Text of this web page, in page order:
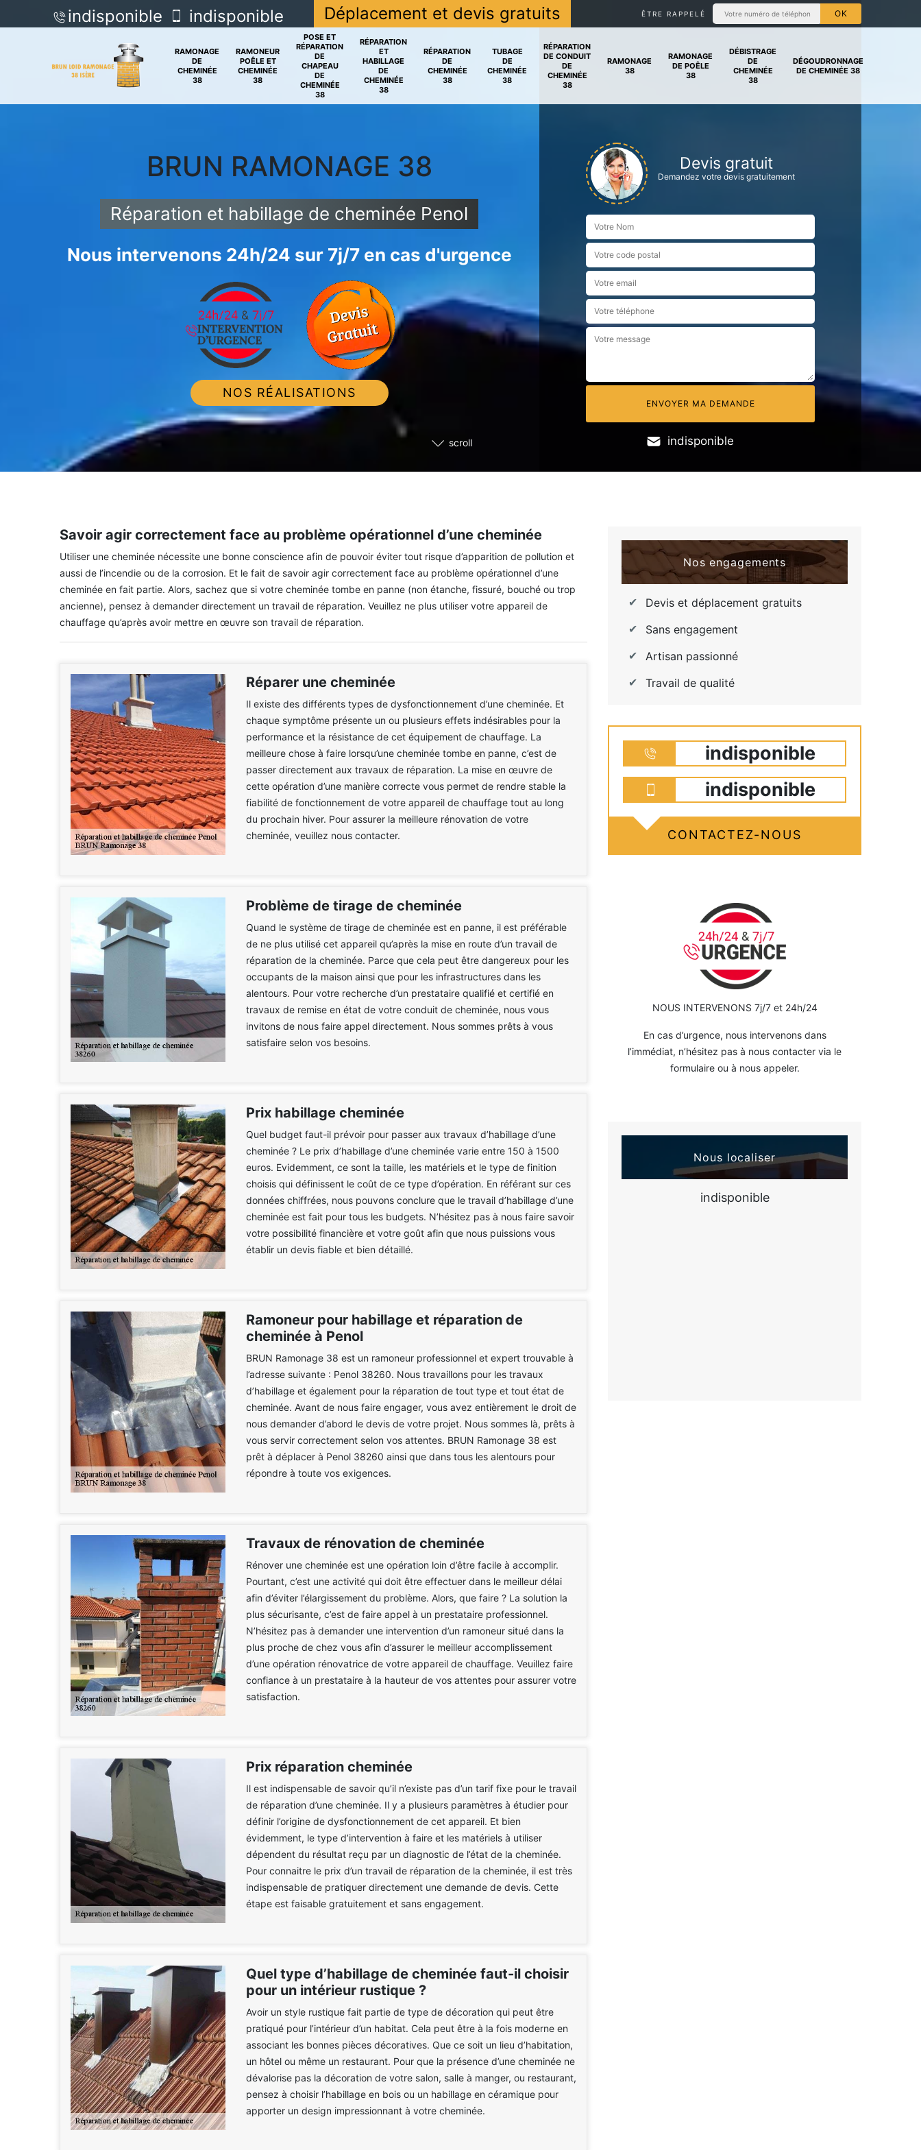
indisponible indisponible Déplacement et devis gratuits ÊTRE RAPPELÉ
RAMONAGE
DE
CHEMINÉE
38
RAMONEUR
POÊLE ET
CHEMINÉE
38
POSE ET
RÉPARATION
DE
CHAPEAU
DE
CHEMINÉE
38
RÉPARATION
ET
HABILLAGE
DE
CHEMINÉE
38
RÉPARATION
DE
CHEMINÉE
38
TUBAGE
DE
CHEMINÉE
38
RÉPARATION
DE CONDUIT
DE
CHEMINÉE
38
RAMONAGE
38
RAMONAGE
DE POÊLE
38
DÉBISTRAGE
DE
CHEMINÉE
38
DÉGOUDRONNAGE
DE CHEMINÉE 38
scroll
BRUN RAMONAGE 38
Réparation et habillage de cheminée Penol
Nous intervenons 24h/24 sur 7j/7 en cas d'urgence
NOS RÉALISATIONS
Devis gratuit
Demandez votre devis gratuitement
indisponible
Savoir agir correctement face au problème opérationnel d’une cheminée
Utiliser une cheminée nécessite une bonne conscience afin de pouvoir éviter tout risque d’apparition de pollution et
aussi de l’incendie ou de la corrosion. Et le fait de savoir agir correctement face au problème opérationnel d’une
cheminée en fait partie. Alors, sachez que si votre cheminée tombe en panne (non étanche, fissuré, bouché ou trop
ancienne), pensez à demander directement un travail de réparation. Veuillez ne plus utiliser votre appareil de
chauffage qu’après avoir mettre en œuvre son travail de réparation.
Réparer une cheminée
Il existe des différents types de dysfonctionnement d’une cheminée. Et
chaque symptôme présente un ou plusieurs effets indésirables pour la
performance et la résistance de cet équipement de chauffage. La
meilleure chose à faire lorsqu’une cheminée tombe en panne, c’est de
passer directement aux travaux de réparation. La mise en œuvre de
cette opération d’une manière correcte vous permet de rendre stable la
fiabilité de fonctionnement de votre appareil de chauffage tout au long
du prochain hiver. Pour assurer la meilleure rénovation de votre
cheminée, veuillez nous contacter.
Problème de tirage de cheminée
Quand le système de tirage de cheminée est en panne, il est préférable
de ne plus utilisé cet appareil qu’après la mise en route d’un travail de
réparation de la cheminée. Parce que cela peut être dangereux pour les
occupants de la maison ainsi que pour les infrastructures dans les
alentours. Pour votre recherche d’un prestataire qualifié et certifié en
travaux de remise en état de votre conduit de cheminée, nous vous
invitons de nous faire appel directement. Nous sommes prêts à vous
satisfaire selon vos besoins.
Prix habillage cheminée
Quel budget faut-il prévoir pour passer aux travaux d’habillage d’une
cheminée ? Le prix d’habillage d’une cheminée varie entre 150 à 1500
euros. Evidemment, ce sont la taille, les matériels et le type de finition
choisis qui définissent le coût de ce type d’opération. En référant sur ces
données chiffrées, nous pouvons conclure que le travail d’habillage d’une
cheminée est fait pour tous les budgets. N’hésitez pas à nous faire savoir
votre possibilité financière et votre goût afin que nous puissions vous
établir un devis fiable et bien détaillé.
Ramoneur pour habillage et réparation de
cheminée à Penol
BRUN Ramonage 38 est un ramoneur professionnel et expert trouvable à
l’adresse suivante : Penol 38260. Nous travaillons pour les travaux
d’habillage et également pour la réparation de tout type et tout état de
cheminée. Avant de nous faire engager, vous avez entièrement le droit de
nous demander d’abord le devis de votre projet. Nous sommes là, prêts à
vous servir correctement selon vos attentes. BRUN Ramonage 38 est
prêt à déplacer à Penol 38260 ainsi que dans tous les alentours pour
répondre à toute vos exigences.
Travaux de rénovation de cheminée
Rénover une cheminée est une opération loin d’être facile à accomplir.
Pourtant, c’est une activité qui doit être effectuer dans le meilleur délai
afin d’éviter l’élargissement du problème. Alors, que faire ? La solution la
plus sécurisante, c’est de faire appel à un prestataire professionnel.
N’hésitez pas à demander une intervention d’un ramoneur situé dans la
plus proche de chez vous afin d’assurer le meilleur accomplissement
d’une opération rénovatrice de votre appareil de chauffage. Veuillez faire
confiance à un prestataire à la hauteur de vos attentes pour assurer votre
satisfaction.
Prix réparation cheminée
Il est indispensable de savoir qu’il n’existe pas d’un tarif fixe pour le travail
de réparation d’une cheminée. Il y a plusieurs paramètres à étudier pour
définir l’origine de dysfonctionnement de cet appareil. Et bien
évidemment, le type d’intervention à faire et les matériels à utiliser
dépendent du résultat reçu par un diagnostic de l’état de la cheminée.
Pour connaitre le prix d’un travail de réparation de la cheminée, il est très
indispensable de pratiquer directement une demande de devis. Cette
étape est faisable gratuitement et sans engagement.
Quel type d’habillage de cheminée faut-il choisir
pour un intérieur rustique ?
Avoir un style rustique fait partie de type de décoration qui peut être
pratiqué pour l’intérieur d’un habitat. Cela peut être à la fois moderne en
associant les bonnes pièces décoratives. Que ce soit un lieu d’habitation,
un hôtel ou même un restaurant. Pour que la présence d’une cheminée ne
dévalorise pas la décoration de votre salon, salle à manger, ou restaurant,
pensez à choisir l’habillage en bois ou un habillage en céramique pour
apporter un design impressionnant à votre cheminée.
Nos engagements
Devis et déplacement gratuits
Sans engagement
Artisan passionné
Travail de qualité
indisponible
indisponible
CONTACTEZ-NOUS
NOUS INTERVENONS 7j/7 et 24h/24
En cas d’urgence, nous intervenons dans
l’immédiat, n’hésitez pas à nous contacter via le
formulaire ou à nous appeler.
Nous localiser
indisponible